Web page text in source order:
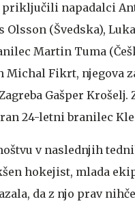
priključili napadalci
Olsson (Švedska),
Martin Tuma
Michal Fikrt, njegova
Gašper Krošelj.
24-letni branilec
v naslednjih
hokejist, mlada
da z njo prav